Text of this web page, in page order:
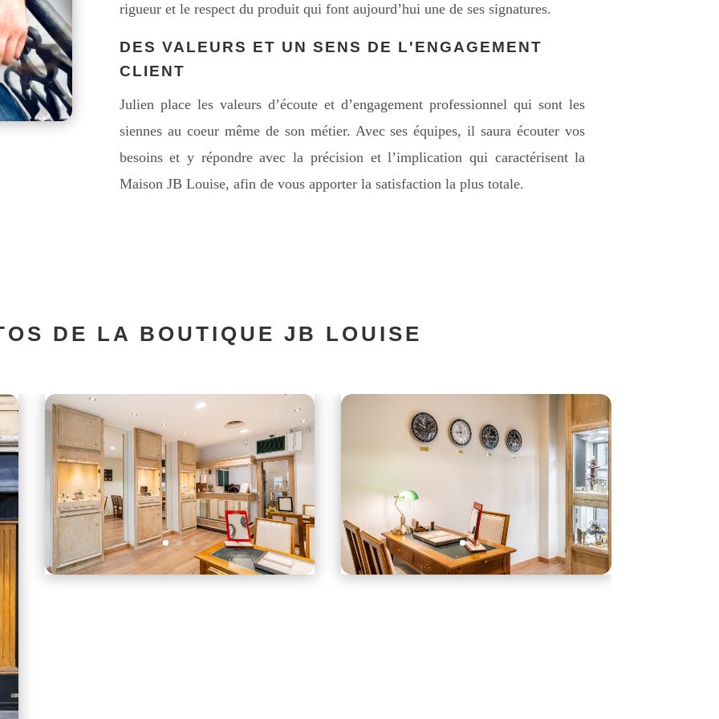
rigueur et le respect du produit qui font aujourd’hui une de ses signatures.
DES VALEURS ET UN SENS DE L'ENGAGEMENT
CLIENT
Julien place les valeurs d’écoute et d’engagement professionnel qui sont les
siennes au coeur même de son métier. Avec ses équipes, il saura écouter vos
besoins et y répondre avec la précision et l’implication qui caractérisent la
Maison JB Louise, afin de vous apporter la satisfaction la plus totale.
DE LA BOUTIQUE JB LOUISE